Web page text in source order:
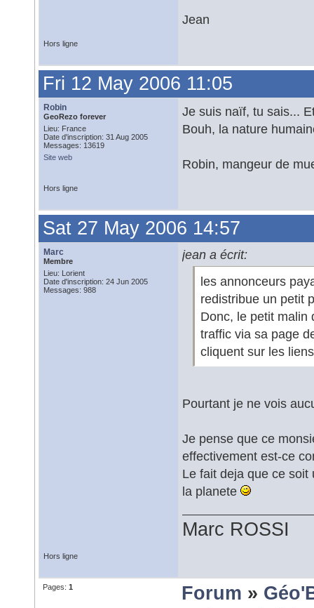
Jean
Hors ligne
Fri 12 May 2006 11:05
Robin
GeoRezo forever
Lieu: France
Date d'inscription: 31 Aug 2005
Messages: 13619
Site web
Je suis naïf, tu sais...
Bouh, la nature
Robin, mangeur de
Hors ligne
Sat 27 May 2006 14:57
Marc
Membre
Lieu: Lorient
Date d'inscription: 24 Jun 2005
Messages: 988
jean a écrit:
les annonceurs
redistribue un petit
Donc, le petit malin
traffic via sa page
cliquent sur les
Pourtant je ne vois
Je pense que ce
effectivement est-ce
Le fait deja que ce
la planete
Marc ROSSI
Hors ligne
Pages: 1 Forum »